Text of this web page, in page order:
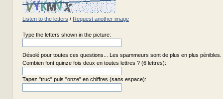
Listen to the letters / Request another image
Type the letters shown in the picture:
Désolé pour toutes ces questions... Les spammeurs sont de plus en plus pénibles.
Combien font quinze fois deux en toutes lettres ? (6 lettres):
Tapez "truc" puis "onze" en chiffres (sans espace):